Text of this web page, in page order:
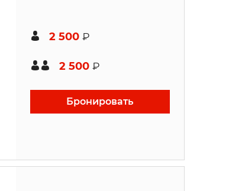
2 500 ₽
2 500 ₽
Бронировать